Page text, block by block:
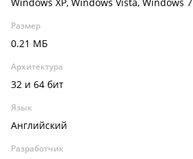
Размер
0.21 МБ
Архитектура
32 и 64 бит
Язык
Английский
Разработчик